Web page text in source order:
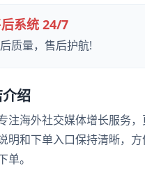
系统 24/7
质量，售后护航!
介绍
注海外社交媒体增长服务，
明和下单入口保持清晰，
单。